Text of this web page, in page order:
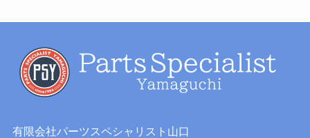
有限会社パーツスペシャリスト山口